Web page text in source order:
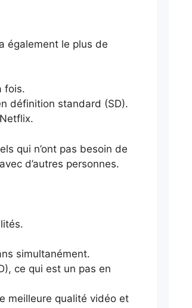
également le plus de
fois.
définition standard (SD).
qui n’ont pas besoin de
d’autres personnes.
simultanément.
ce qui est un pas en
meilleure qualité vidéo et